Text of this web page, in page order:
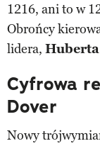
1216, ani to w
Obrońcy
lidera,
Cyfrowa
Dover
Nowy